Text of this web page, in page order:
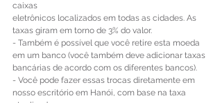
caixas
eletrônicos localizados em todas as cidades. As
taxas giram em torno de 3% do valor.
- Também é possível que você retire esta moeda
em um banco (você também deve adicionar taxas
bancárias de acordo com os diferentes bancos).
- Você pode fazer essas trocas diretamente em
nosso escritório em Hanói, com base na taxa